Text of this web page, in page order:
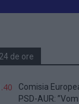
24 de ore
Comisia
PSD-AUR: